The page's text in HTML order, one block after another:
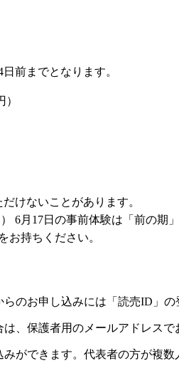
前までとなります。
けないことがあります。
6月17日の事前体験は「前の期
持ちください。
のお申し込みには「読売ID」
、保護者用のメールアドレスで
ができます。代表者の方が複